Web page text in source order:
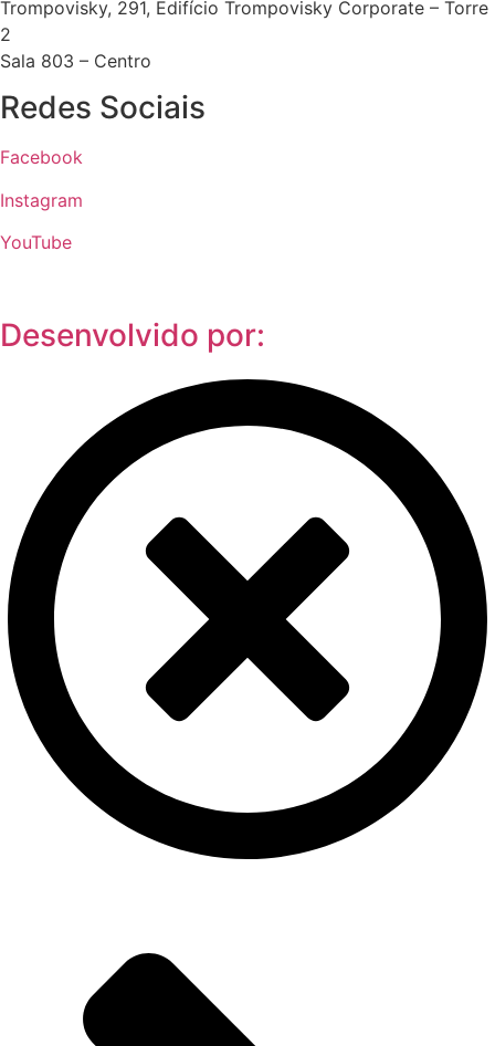
Trompovisky, 291, Edifício Trompovisky Corporate – Torre
2
Sala 803 – Centro
Redes Sociais
Facebook
Instagram
YouTube
Desenvolvido por: